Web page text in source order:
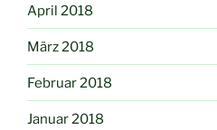
April 2018
März 2018
Februar 2018
Januar 2018